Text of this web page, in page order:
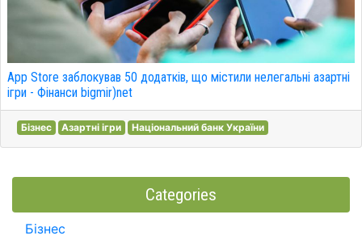
App Store заблокував 50 додатків, що містили нелегальні азартні
ігри - Фінанси bigmir)net
Бізнес Азартні ігри Національний банк України
Categories
Бізнес